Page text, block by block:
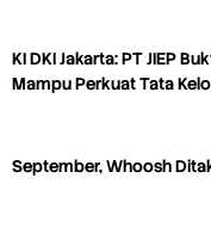
KI DKI Jakarta: PT JIEP
Mampu Perkuat Tata
September, Whoosh